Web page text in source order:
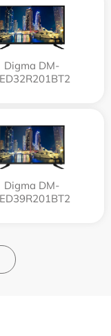
Digma DM-
Digma DM-